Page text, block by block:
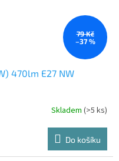
79 Kč
–37 %
470lm E27 NW
Skladem (>5 ks)
Do košíku